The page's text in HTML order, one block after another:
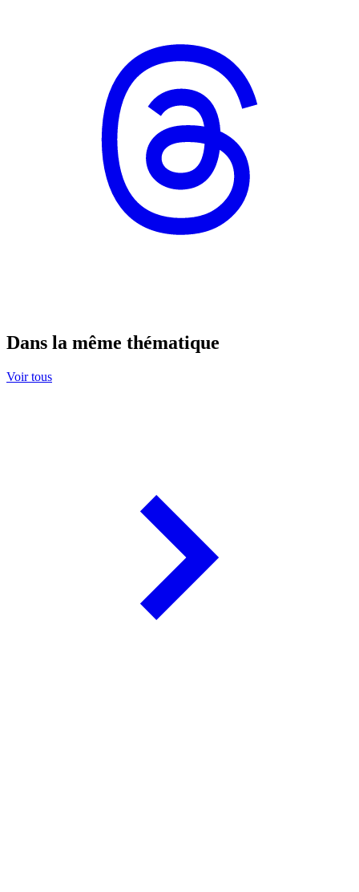
Dans la même thématique
Voir tous